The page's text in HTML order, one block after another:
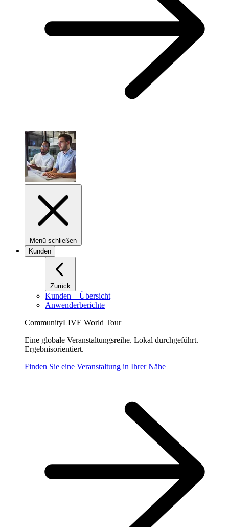
Menü schließen
Kunden
Zurück
Kunden – Übersicht
Anwenderberichte
CommunityLIVE World Tour
Eine globale Veranstaltungsreihe. Lokal durchgeführt.
Ergebnisorientiert.
Finden Sie eine Veranstaltung in Ihrer Nähe